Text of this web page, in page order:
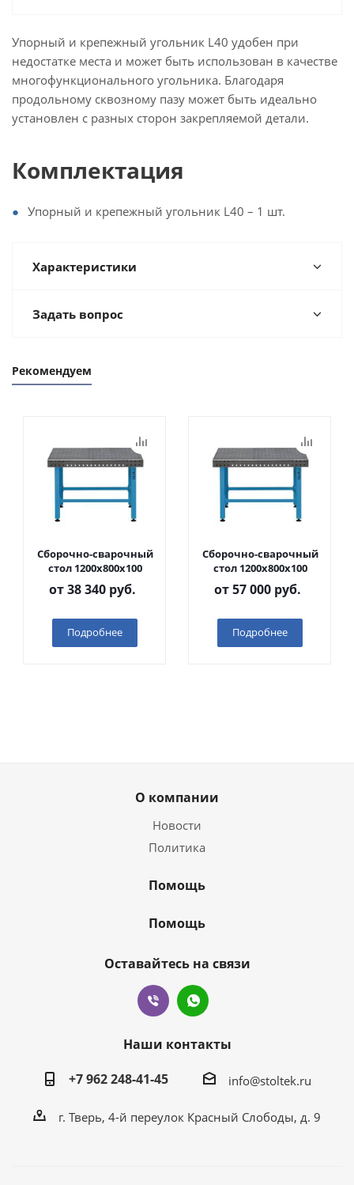
Упорный и крепежный угольник L40 удобен при
недостатке места и может быть использован в качестве
многофункционального угольника. Благодаря
продольному сквозному пазу может быть идеально
установлен с разных сторон закрепляемой детали.
Комплектация
Упорный и крепежный угольник L40 – 1 шт.
Характеристики
Задать вопрос
Рекомендуем
Сборочно-сварочный
стол 1200х800х100
от38 340 руб.
Подробнее
Сборочно-сварочный
стол 1200х800х100
от57 000 руб.
Подробнее
О компании
Новости
Политика
Помощь
Помощь
Оставайтесь на связи
Наши контакты
+7 962 248-41-45
info@stoltek.ru
г. Тверь, 4-й переулок Красный Слободы, д. 9